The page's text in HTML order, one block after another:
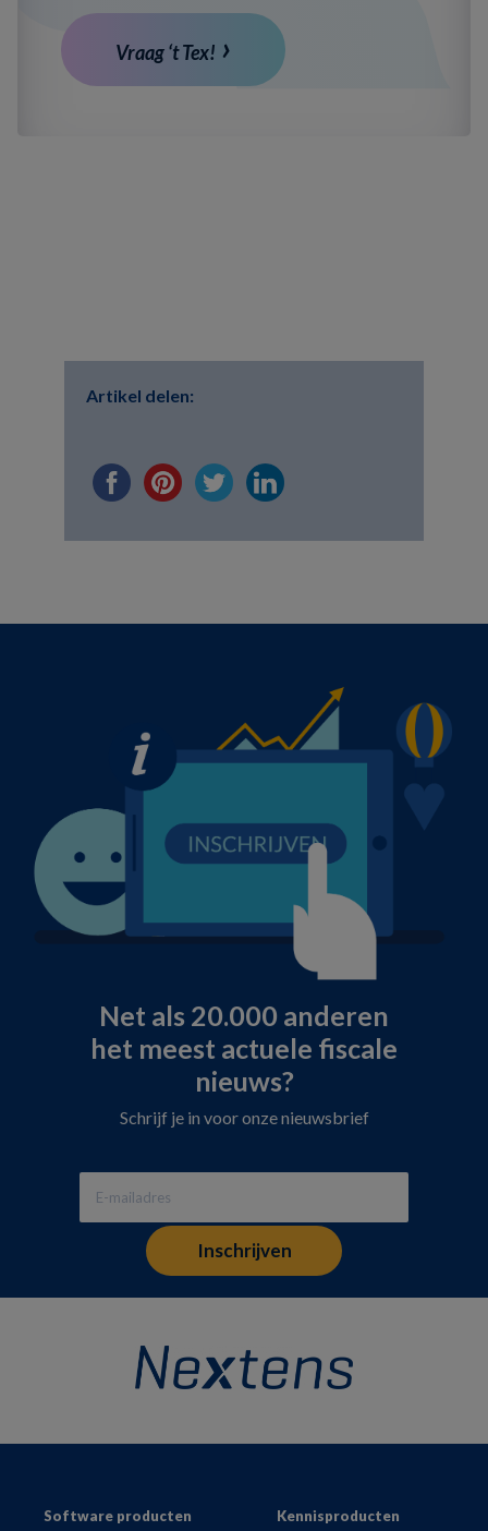
Vraag ‘t Tex!
Artikel delen:
Net als 20.000 anderen
het meest actuele fiscale
nieuws?
Schrijf je in voor onze nieuwsbrief
FooterSoftware producten
Kennisproducten